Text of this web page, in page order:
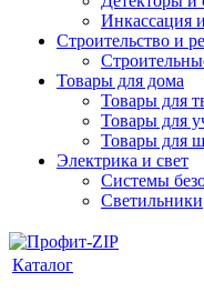
Инкассация
Строительство и
Товары для дома
Товары для
Товары для
Товары для
Электрика и свет
Системы
Светильники
Каталог